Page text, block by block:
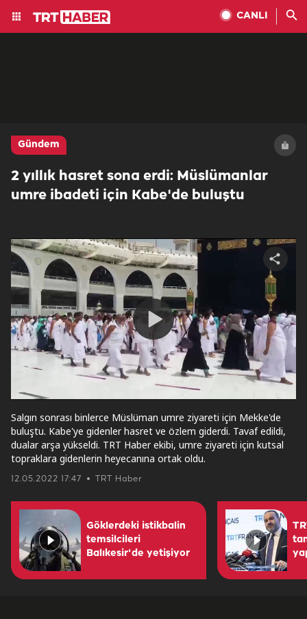
CANLI
Gündem
2 yıllık hasret sona erdi: Müslümanlar
umre ibadeti için Kabe'de buluştu
Play
Video
Share
video
12.05.2022 17:47 TRT Haber
Salgın sonrası binlerce Müslüman umre ziyareti için Mekke'de
buluştu. Kabe'ye gidenler hasret ve özlem giderdi. Tavaf edildi,
dualar arşa yükseldi. TRT Haber ekibi, umre ziyareti için kutsal
topraklara gidenlerin heyecanına ortak oldu.
Göklerdeki istikbalin
temsilcileri
Balıkesir'de yetişiyor